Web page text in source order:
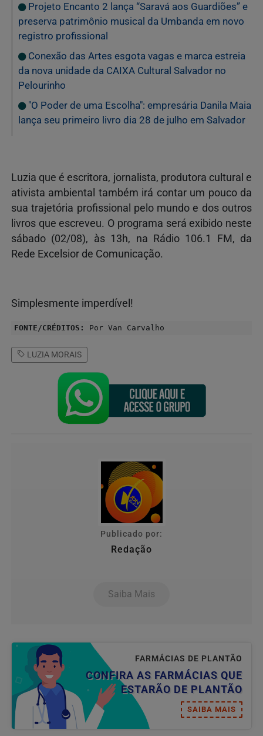
Projeto Encanto 2 lança “Saravá aos Guardiões” e
preserva patrimônio musical da Umbanda em novo
registro profissional
Conexão das Artes esgota vagas e marca estreia
da nova unidade da CAIXA Cultural Salvador no
Pelourinho
"O Poder de uma Escolha": empresária Danila Maia
lança seu primeiro livro dia 28 de julho em Salvador
Luzia que é escritora, jornalista, produtora cultural e
ativista ambiental também irá contar um pouco da
sua trajetória profissional pelo mundo e dos outros
livros que escreveu. O programa será exibido neste
sábado (02/08), às 13h, na Rádio 106.1 FM, da
Rede Excelsior de Comunicação.
Simplesmente imperdível!
FONTE/CRÉDITOS: Por Van Carvalho
LUZIA MORAIS
Publicado por:
Redação
Saiba Mais
FARMÁCIAS DE PLANTÃO
CONFIRA AS FARMÁCIAS QUE
ESTARÃO DE PLANTÃO
SAIBA MAIS